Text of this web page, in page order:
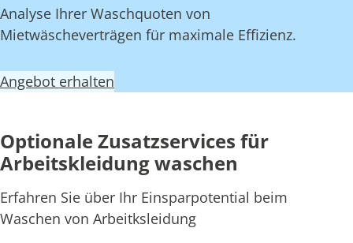
Analyse Ihrer Waschquoten von
Mietwäscheverträgen für maximale Effizienz.
Angebot erhalten
Optionale Zusatzservices für
Arbeitskleidung waschen
Erfahren Sie über Ihr Einsparpotential beim
Waschen von Arbeitksleidung